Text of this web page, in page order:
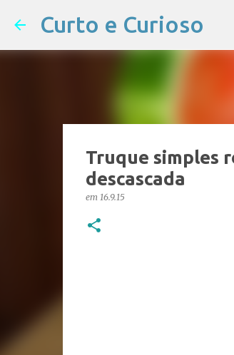
Curto e Curioso
Truque simples
descascada
em 16.9.15